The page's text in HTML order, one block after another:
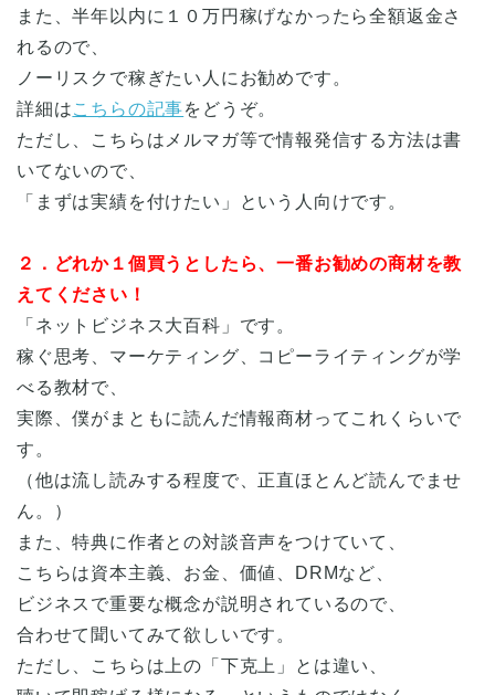
また、半年以内に１０万円稼げなかったら全額返金さ
れるので、
ノーリスクで稼ぎたい人にお勧めです。
詳細はこちらの記事をどうぞ。
ただし、こちらはメルマガ等で情報発信する方法は書
いてないので、
「まずは実績を付けたい」という人向けです。
２．どれか１個買うとしたら、一番お勧めの商材を教
えてください！
「ネットビジネス大百科」です。
稼ぐ思考、マーケティング、コピーライティングが学
べる教材で、
実際、僕がまともに読んだ情報商材ってこれくらいで
す。
（他は流し読みする程度で、正直ほとんど読んでませ
ん。）
また、特典に作者との対談音声をつけていて、
こちらは資本主義、お金、価値、DRMなど、
ビジネスで重要な概念が説明されているので、
合わせて聞いてみて欲しいです。
ただし、こちらは上の「下克上」とは違い、